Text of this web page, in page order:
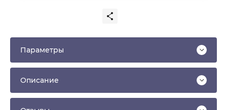
Параметры
Описание